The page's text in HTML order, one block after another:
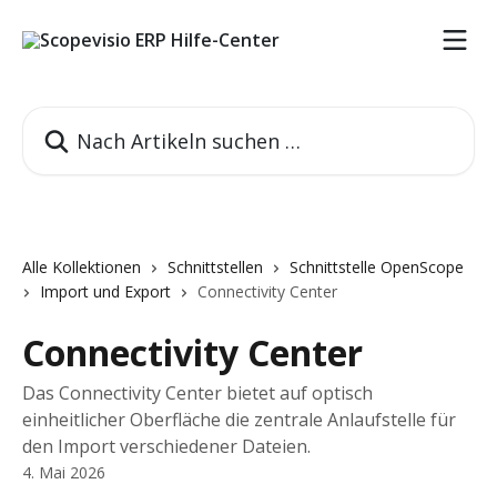
Alle Kollektionen Schnittstellen
Schnittstelle OpenScope
Import und Export
Connectivity Center
Connectivity Center
Das Connectivity Center bietet auf optisch
einheitlicher Oberfläche die zentrale Anlaufstelle für
den Import verschiedener Dateien.
4. Mai 2026